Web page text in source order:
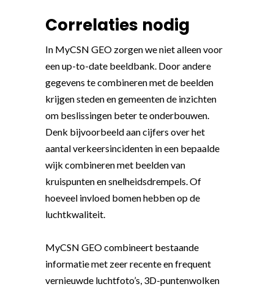
Correlaties nodig
In MyCSN GEO zorgen we niet alleen voor
een up-to-date beeldbank. Door andere
gegevens te combineren met de beelden
krijgen steden en gemeenten de inzichten
om beslissingen beter te onderbouwen.
Denk bijvoorbeeld aan cijfers over het
aantal verkeersincidenten in een bepaalde
wijk combineren met beelden van
kruispunten en snelheidsdrempels. Of
hoeveel invloed bomen hebben op de
luchtkwaliteit.
MyCSN GEO combineert bestaande
informatie met zeer recente en frequent
vernieuwde luchtfoto’s, 3D-puntenwolken